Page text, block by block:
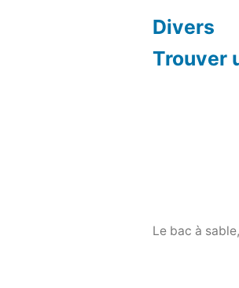
Divers
Trouver
Le bac à sable,